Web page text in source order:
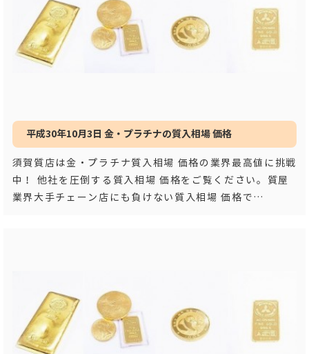
平成30年10月3日 金・プラチナの質入相場 価格
須賀質店は金・プラチナ質入相場 価格の業界最高値に挑戦
中！ 他社を圧倒する質入相場 価格をご覧ください。質屋
業界大手チェーン店にも負けない質入相場 価格で